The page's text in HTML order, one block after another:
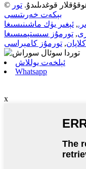
تور
بېكەت خەرىتىسى
, ئېغىر يۈك ماشىنىسىغا
, تورمۇز سىستېمىسىغا
, تورمۇز كامېراسى
ئېلخەت يوللاش
Whatsapp
x